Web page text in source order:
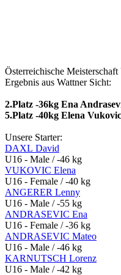
Österreichische
Ergebnis aus Wattner Sicht:
2.Platz -36kg Ena
5.Platz -40kg Elena Vukovic
Unsere Starter:
DAXL David
U16 - Male / -46 kg
VUKOVIC Elena
U16 - Female / -40 kg
ANGERER Lenny
U16 - Male / -55 kg
ANDRASEVIC Ena
U16 - Female / -36 kg
ANDRASEVIC Mateo
U16 - Male / -46 kg
KARNUTSCH Lorenz
U16 - Male / -42 kg